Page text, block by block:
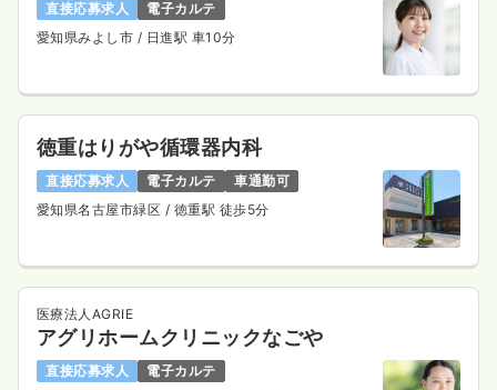
直接応募求人
電子カルテ
愛知県みよし市 / 日進駅 車10分
徳重はりがや循環器内科
直接応募求人 電子カルテ
車通勤可
愛知県名古屋市緑区 / 徳重駅 徒歩5分
医療法人AGRIE
アグリホームクリニックなごや
直接応募求人
電子カルテ